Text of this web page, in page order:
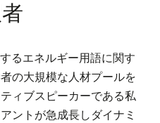
るエネルギー用語に関す
の大規模な人材プールを
ィブスピーカーである私
ントが急成長しダイナミ